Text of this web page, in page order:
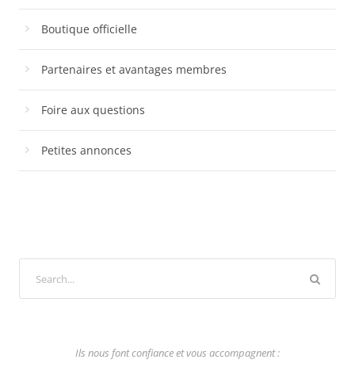
Boutique officielle
Partenaires et avantages membres
Foire aux questions
Petites annonces
Ils nous font confiance et vous accompagnent :